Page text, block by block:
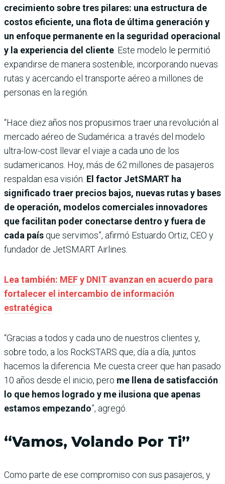
crecimiento sobre tres pilares: una estructura de
costos eficiente, una flota de última generación y
un enfoque permanente en la seguridad operacional
y la experiencia del cliente . Este modelo le permitió
expandirse de manera sostenible, incorporando nuevas
rutas y acercando el transporte aéreo a millones de
personas en la región.
“Hace diez años nos propusimos traer una revolución al
mercado aéreo de Sudamérica: a través del modelo
ultra-low-cost llevar el viaje a cada uno de los
sudamericanos. Hoy, más de 62 millones de pasajeros
respaldan esa visión. El factor JetSMART ha
significado traer precios bajos, nuevas rutas y bases
de operación, modelos comerciales innovadores
que facilitan poder conectarse dentro y fuera de
cada país que servimos”, afirmó Estuardo Ortiz, CEO y
fundador de JetSMART Airlines.
Lea también: MEF y DNIT avanzan en acuerdo para
fortalecer el intercambio de información
estratégica
“Gracias a todos y cada uno de nuestros clientes y,
sobre todo, a los RockSTARS que, día a día, juntos
hacemos la diferencia. Me cuesta creer que han pasado
10 años desde el inicio, pero me llena de satisfacción
lo que hemos logrado y me ilusiona que apenas
estamos empezando”, agregó.
“Vamos, Volando Por Ti”
Como parte de ese compromiso con sus pasajeros, y